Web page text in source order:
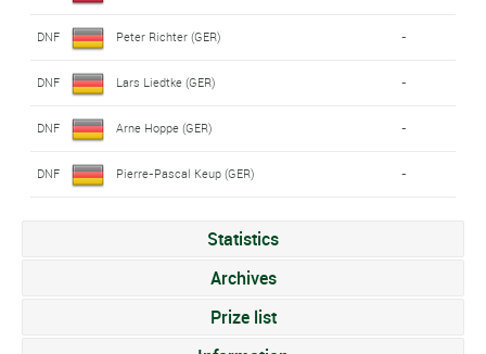
DNF Peter Richter (GER) -
DNF Lars Liedtke (GER) -
DNF Arne Hoppe (GER) -
DNF Pierre-Pascal Keup (GER) -
Statistics
Archives
Prize list